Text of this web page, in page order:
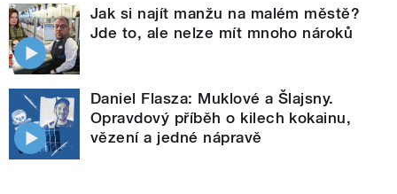
Jak si najít manžu na malém městě?
Jde to, ale nelze mít mnoho nároků
Daniel Flasza: Muklové a Šlajsny.
Opravdový příběh o kilech kokainu,
vězení a jedné nápravě